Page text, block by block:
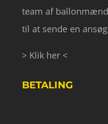
team af
til at sende en
> Klik her <
BETALING